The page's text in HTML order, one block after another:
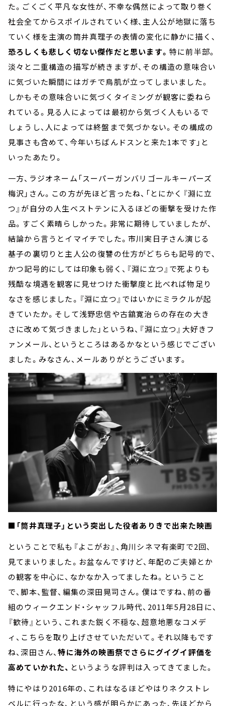
た。ごくごく平凡な女性が、不幸な偶然によって取り巻く
社会全てからスポイルされていく様、主人公が地獄に落ち
ていく様を主演の筒井真理子の表情の変化に静かに描く、
恐ろしくも悲しく切ない傑作だと思います。特に前半部。
淡々と二重構造の描写が続きますが、その構造の意味合い
に気づいた瞬間にはガチで鳥肌が立ってしまいました。
しかもその意味合いに気づくタイミングが観客に委ねら
れている。見る人によっては最初から気づく人もいるで
しょうし、人によっては終盤まで気づかない。その構成の
見事さも含めて、今年いちばんドスンと来た1本です」と
いったあたり。
一方、ラジオネーム「スーパーガンバリゴールキーパーズ
梅沢」さん。この方が先ほど言ったね、「とにかく『淵に立
つ』が自分の人生ベストテンに入るほどの衝撃を受けた作
品。すごく素晴らしかった。非常に期待していましたが、
結論から言うとイマイチでした。市川実日子さん演じる
基子の裏切りと主人公の復讐の仕方がどちらも記号的で、
かつ記号的にしては印象も弱く、『淵に立つ』で死よりも
残酷な境遇を観客に見せつけた衝撃度と比べれば物足り
なさを感じました。『淵に立つ』ではいかにミラクルが起
きていたか。そして浅野忠信や古舘寛治らの存在の大き
さに改めて気づきました」というね、『淵に立つ』大好きフ
ァンメール、というところはあるかなという感じでござい
ました。みなさん、メールありがとうございます。
■「筒井真理子」という突出した役者ありきで出来た映画
ということで私も『よこがお』、角川シネマ有楽町で2回、
見てまいりました。お盆なんですけど、年配のご夫婦とか
の観客を中心に、なかなか入ってましたね。ということ
で、脚本、監督、編集の深田晃司さん。僕はですね、前の番
組のウィークエンド・シャッフル時代、2011年5月28日に、
『歓待』という、これまた鋭く不穏な、超意地悪なコメデ
ィ、こちらを取り上げさせていただいて。それ以降もです
ね、深田さん、特に海外の映画祭でさらにグイグイ評価を
高めていかれた、 というような評判は入ってきてました。
特にやはり2016年の、これはなるほどやはりネクストレ
ベルに行ったな、という感が明らかにあった、先ほどから